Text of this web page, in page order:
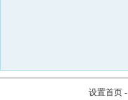
设置首页-